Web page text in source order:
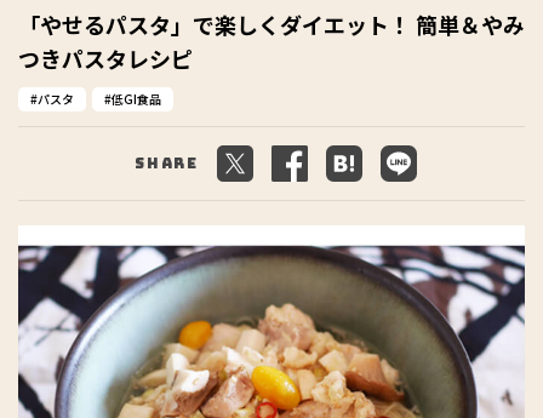
「やせるパスタ」で楽しくダイエット！ 簡単＆やみ
つきパスタレシピ
パスタ 低GI食品
Share